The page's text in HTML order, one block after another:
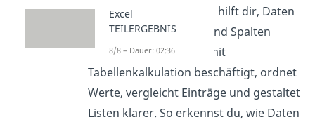
Tabellenkalkulation und hilft dir, Daten
übersichtlich in Zeilen und Spalten
darzustellen. Wer sich mit
Tabellenkalkulation beschäftigt, ordnet
Werte, vergleicht Einträge und gestaltet
Listen klarer. So erkennst du, wie Daten
Excel
TEILERGEBNIS
8/8 – Dauer: 02:36